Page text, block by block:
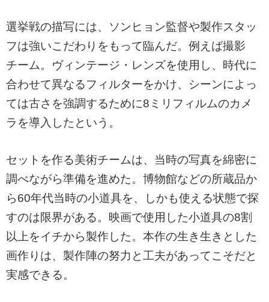
選挙戦の描写には、ソンヒョン監督や製作スタッ
フは強いこだわりをもって臨んだ。例えば撮影
チーム。ヴィンテージ・レンズを使用し、時代に
合わせて異なるフィルターをかけ、シーンによっ
ては古さを強調するために8ミリフィルムのカメ
ラを導入したという。
セットを作る美術チームは、当時の写真を綿密に
調べながら準備を進めた。博物館などの所蔵品か
ら60年代当時の小道具を、しかも使える状態で探
すのは限界がある。映画で使用した小道具の8割
以上をイチから製作した。本作の生き生きとした
画作りは、製作陣の努力と工夫があってこそだと
実感できる。